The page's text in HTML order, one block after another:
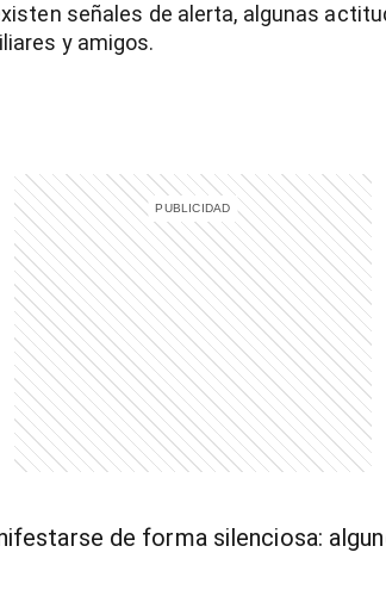
señales de alerta, algunas
y amigos.
de forma silenciosa: